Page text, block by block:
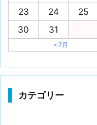
23
24 25
30
31
« 7月
カテゴリー